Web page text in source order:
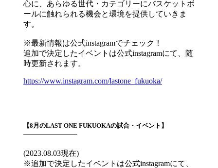
心に、あらゆる世代・カテゴリーにバスケットボ
ールに触れられる機会と環境を提供していきま
す。
※最新情報は公式instagramでチェック！
追加で決定したイベントは公式instagramにて、随
時更新されます。
https://www.instagram.com/lastone_fukuoka/
【8月のLAST ONE FUKUOKAの試合・イベント】
————————–
(2023.08.03現在)
※追加で決定したイベントは公式instagramにて、